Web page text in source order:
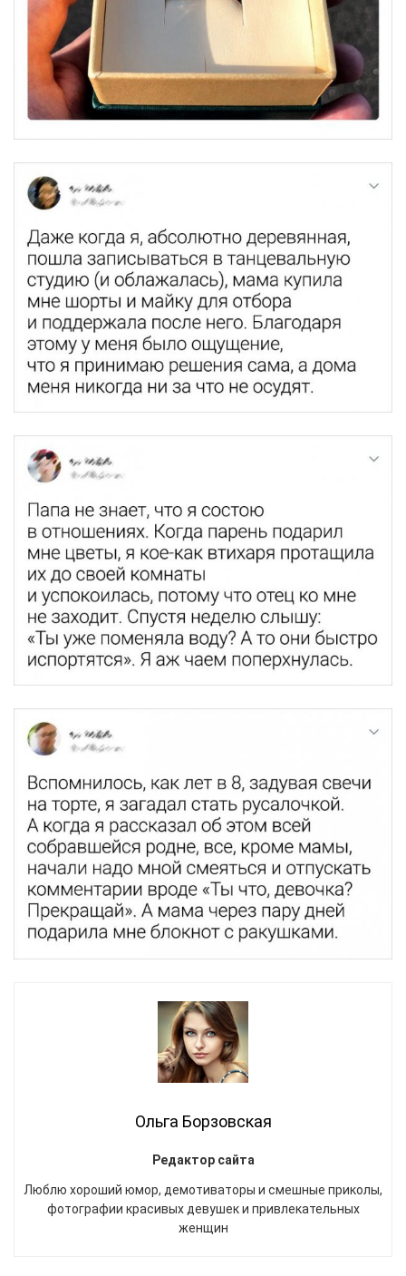
Ольга Борзовская
Редактор сайта
Люблю хороший юмор, демотиваторы и смешные приколы,
фотографии красивых девушек и привлекательных
женщин